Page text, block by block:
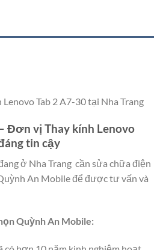
Tab 2 A7-30 tại Nha Trang
Đơn vị Thay kính Lenovo
tin cậy
ở Nha Trang cần sửa chữa điện
An Mobile để được tư vấn và
Quỳnh An Mobile: